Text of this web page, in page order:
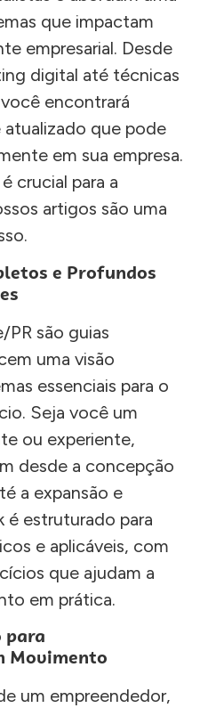
que impactam
empresarial. Desde
digital até técnicas
encontrará
que pode
em sua empresa.
crucial para a
artigos são uma
e Profundos
PR são guias
uma visão
essenciais para o
Seja você um
ou experiente,
desde a concepção
a expansão e
é estruturado para
e aplicáveis, com
que ajudam a
em prática.
para
Movimento
um empreendedor,